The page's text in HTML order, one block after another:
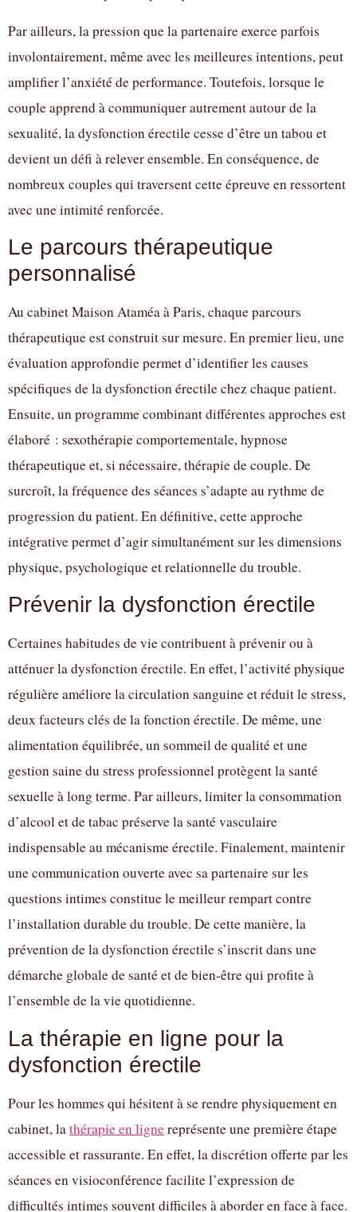
Par ailleurs, la pression que la partenaire exerce parfois
involontairement, même avec les meilleures intentions, peut
amplifier l’anxiété de performance. Toutefois, lorsque le
couple apprend à communiquer autrement autour de la
sexualité, la dysfonction érectile cesse d’être un tabou et
devient un défi à relever ensemble. En conséquence, de
nombreux couples qui traversent cette épreuve en ressortent
avec une intimité renforcée.
Le parcours thérapeutique
personnalisé
Au cabinet Maison Ataméa à Paris, chaque parcours
thérapeutique est construit sur mesure. En premier lieu, une
évaluation approfondie permet d’identifier les causes
spécifiques de la dysfonction érectile chez chaque patient.
Ensuite, un programme combinant différentes approches est
élaboré : sexothérapie comportementale, hypnose
thérapeutique et, si nécessaire, thérapie de couple. De
surcroît, la fréquence des séances s’adapte au rythme de
progression du patient. En définitive, cette approche
intégrative permet d’agir simultanément sur les dimensions
physique, psychologique et relationnelle du trouble.
Prévenir la dysfonction érectile
Certaines habitudes de vie contribuent à prévenir ou à
atténuer la dysfonction érectile. En effet, l’activité physique
régulière améliore la circulation sanguine et réduit le stress,
deux facteurs clés de la fonction érectile. De même, une
alimentation équilibrée, un sommeil de qualité et une
gestion saine du stress professionnel protègent la santé
sexuelle à long terme. Par ailleurs, limiter la consommation
d’alcool et de tabac préserve la santé vasculaire
indispensable au mécanisme érectile. Finalement, maintenir
une communication ouverte avec sa partenaire sur les
questions intimes constitue le meilleur rempart contre
l’installation durable du trouble. De cette manière, la
prévention de la dysfonction érectile s’inscrit dans une
démarche globale de santé et de bien-être qui profite à
l’ensemble de la vie quotidienne.
La thérapie en ligne pour la
dysfonction érectile
Pour les hommes qui hésitent à se rendre physiquement en
cabinet, lathérapie en lignereprésente une première étape
accessible et rassurante. En effet, la discrétion offerte par les
séances en visioconférence facilite l’expression de
difficultés intimes souvent difficiles à aborder en face à face.